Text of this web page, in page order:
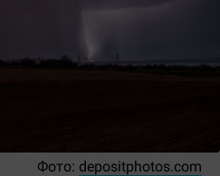
Фото: depositphotos.com